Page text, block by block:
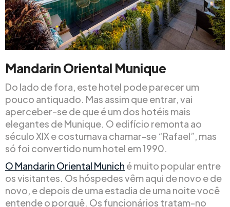
Mandarin Oriental Munique
Do lado de fora, este hotel pode parecer um
pouco antiquado. Mas assim que entrar, vai
aperceber-se de que é um dos hotéis mais
elegantes de Munique. O edifício remonta ao
século XIX e costumava chamar-se “Rafael”, mas
só foi convertido num hotel em 1990.
O Mandarin Oriental Munich é muito popular entre
os visitantes. Os hóspedes vêm aqui de novo e de
novo, e depois de uma estadia de uma noite você
entende o porquê. Os funcionários tratam-no